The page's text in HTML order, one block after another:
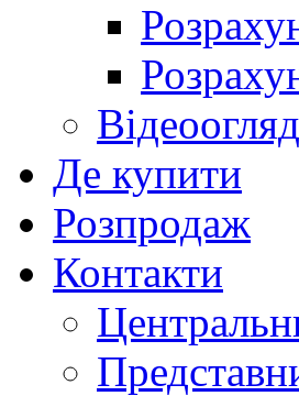
Де купити
Розпродаж
Контакти